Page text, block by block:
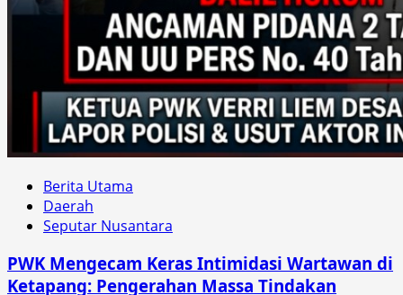
Berita Utama
Daerah
Seputar Nusantara
PWK Mengecam Keras Intimidasi Wartawan di
Ketapang: Pengerahan Massa Tindakan